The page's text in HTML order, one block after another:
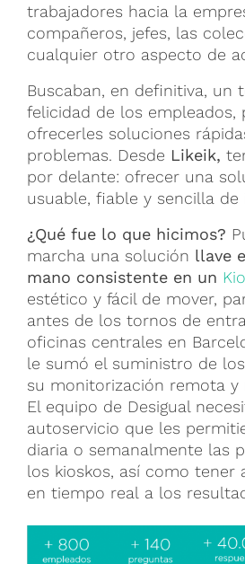
trabajadores hacia la
compañeros, jefes, las
cualquier otro aspecto de
Buscaban, en definitiva, un
felicidad de los empleados,
ofrecerles soluciones
problemas. Desde Likeik,
por delante: ofrecer una
usuable, fiable y sencilla de
¿Qué fue lo que hicimos?
marcha una solución llave
mano consistente en un
estético y fácil de mover,
antes de los tornos de
oficinas centrales en
le sumó el suministro de
su monitorización remota y
El equipo de Desigual
autoservicio que les
diaria o semanalmente las
los kioskos, así como tener
en tiempo real a los